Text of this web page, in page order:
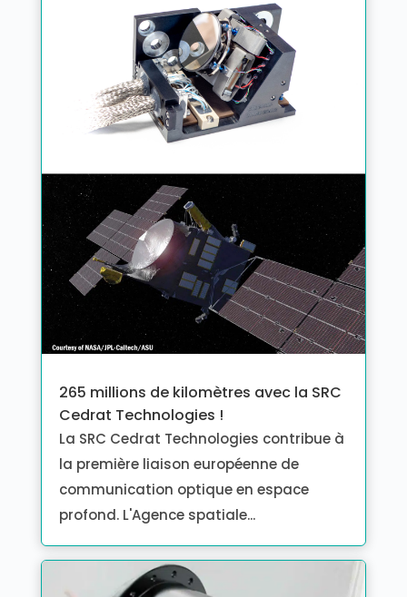
265 millions de kilomètres avec la SRC
Cedrat Technologies !
La SRC Cedrat Technologies contribue à
la première liaison européenne de
communication optique en espace
profond. L'Agence spatiale...